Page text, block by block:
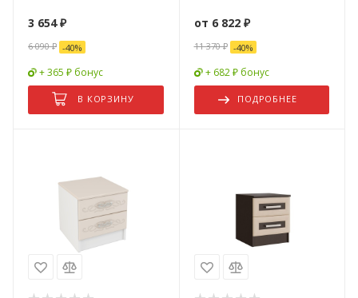
3 654₽
6 090₽ -40%
+ 365 ₽ бонус
В КОРЗИНУ
от 6 822 ₽
11 370 ₽ -40%
+ 682 ₽ бонус
ПОДРОБНЕЕ